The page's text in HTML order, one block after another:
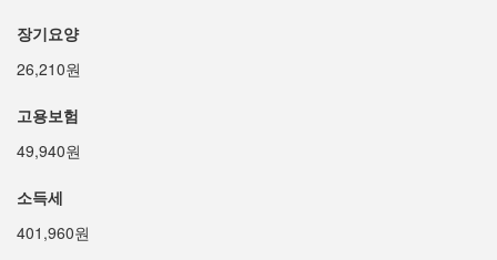
장기요양
26,210원
고용보험
49,940원
소득세
401,960원